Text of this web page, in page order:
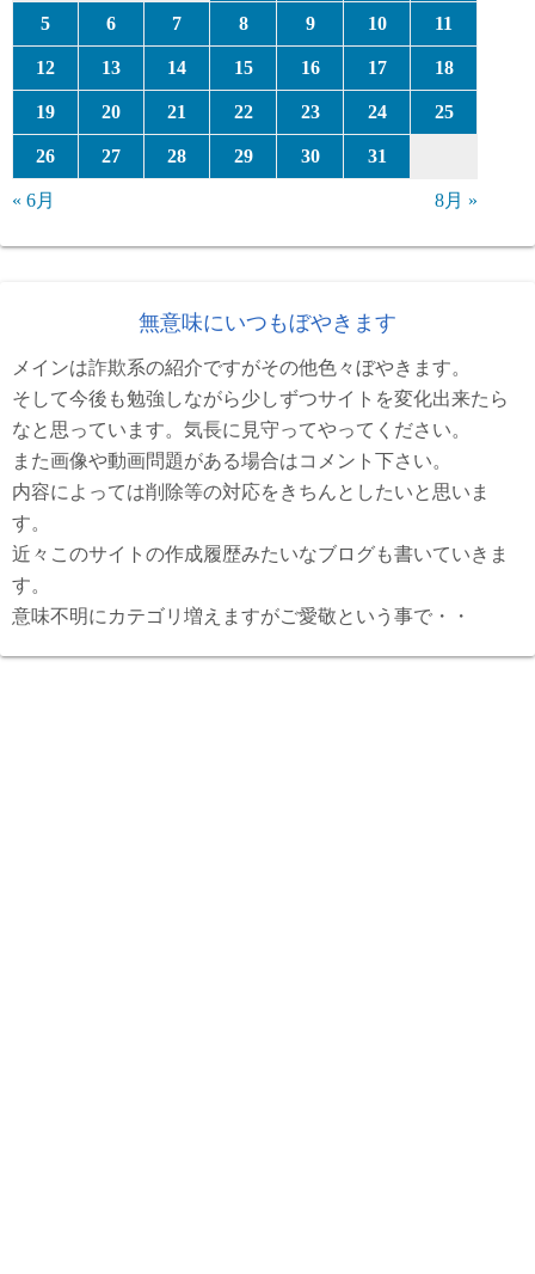
5 6 7 8 9 10 11
12 13 14 15 16 17 18
19 20 21 22 23 24 25
26 27 28 29 30 31
« 6月 8月 »
無意味にいつもぼやきます
メインは詐欺系の紹介ですがその他色々ぼやきます。
そして今後も勉強しながら少しずつサイトを変化出来たら
なと思っています。気長に見守ってやってください。
また画像や動画問題がある場合はコメント下さい。
内容によっては削除等の対応をきちんとしたいと思いま
す。
近々このサイトの作成履歴みたいなブログも書いていきま
す。
意味不明にカテゴリ増えますがご愛敬という事で・・